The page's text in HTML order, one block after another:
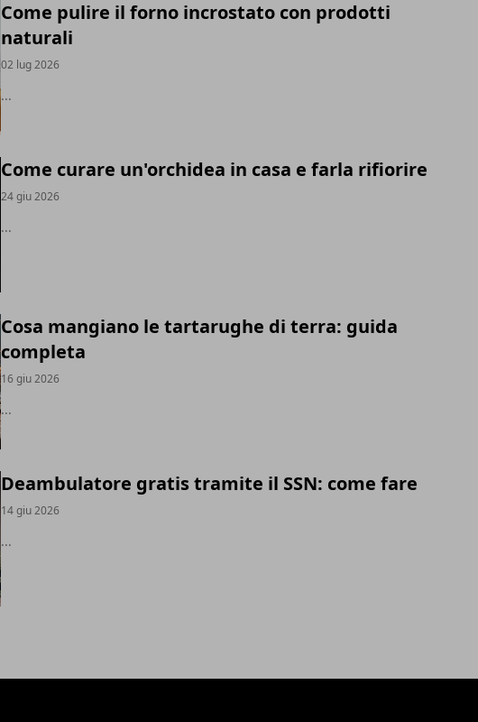
Come pulire il forno incrostato con prodotti
naturali
02 lug 2026
...
Come curare un'orchidea in casa e farla rifiorire
24 giu 2026
...
Cosa mangiano le tartarughe di terra: guida
completa
16 giu 2026
...
Deambulatore gratis tramite il SSN: come fare
14 giu 2026
...